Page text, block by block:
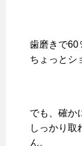
歯磨きで60
ちょっとシ
でも、確か
しっかり取
ん。